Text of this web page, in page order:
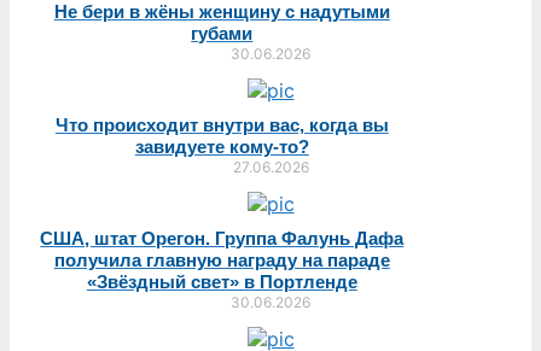
Не бери в жёны женщину с надутыми
губами
30.06.2026
Что происходит внутри вас, когда вы
завидуете кому-то?
27.06.2026
США, штат Орегон. Группа Фалунь Дафа
получила главную награду на параде
«Звёздный свет» в Портленде
30.06.2026